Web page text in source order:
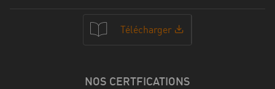
Télécharger
NOS CERTFICATIONS